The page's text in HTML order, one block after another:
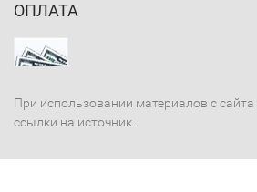
ОПЛАТА
При использовании материалов с
ссылки на источник.